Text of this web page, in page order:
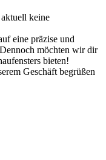
keine
eine präzise und
möchten wir dir
bieten!
Geschäft begrüßen